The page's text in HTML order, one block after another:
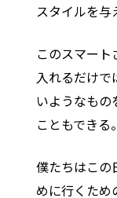
スタイルを与
このスマー
入れるだけ
いようなもの
こともできる。
僕たちはこの
めに行くため